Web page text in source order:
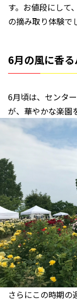
す。お値段にして
の摘み取り体験で
6月の風に香
6月頃は、センタ
が、華やかな楽園
さらにこの時期の